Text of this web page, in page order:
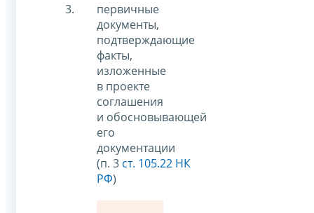
первичные
документы,
подтверждающие
факты,
изложенные
в проекте
соглашения
и обосновывающей
его
документации
(п. 3 ст. 105.22 НК
РФ)